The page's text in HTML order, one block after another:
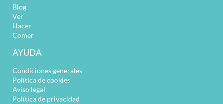
Blog
Ver
Hacer
Comer
AYUDA
Condiciones generales
Política de cookies
Aviso legal
Política de privacidad